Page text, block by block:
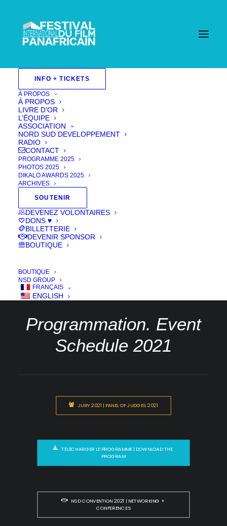
INFO + TICKETS
À PROPOS
À PROPOS
LIVRE D’OR
L’ÉQUIPE
ASSOCIATION
NORD SUD DEVELOPPEMENT
RADIO
CONTACT
PROGRAMME 2025
PHOTOS 2025
DIKALO AWARDS 2025
ARCHIVES
SOUTENIR
DEVENEZ VOLONTAIRES
DONS ♥
BILLETTERIE
DEVENIR SPONSOR
BOUTIQUE
BOUTIQUE
NSD GROUP
FRANÇAIS
ENGLISH
19 > 24 Oct. 2021
Programmation. Event
Schedule 2021
JURY 2021 | PANEL OF JUDGES 2021
TÉLÉCHARGER LE PROGRAMME | DOWNLOAD THE
PROGRAM
NSD CONVENTION 2021 | NETWORKING +
CONFERENCES